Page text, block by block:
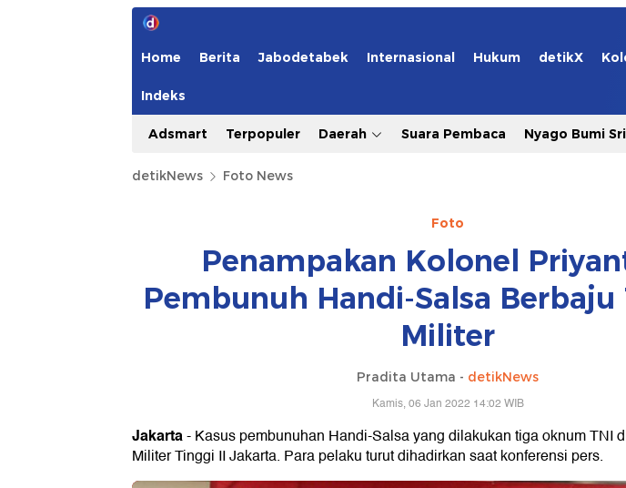
Home Berita Jabodetabek Internasional Hukum detikX
Indeks
Adsmart Terpopuler Daerah Suara Pembaca Nyago Bumi
detikNews Foto News
Foto
Penampakan Kolonel
Pembunuh Handi-Salsa Berbaju
Militer
Pradita Utama - detikNews
Kamis, 06 Jan 2022 14:02 WIB
Jakarta- Kasus pembunuhan Handi-Salsa yang dilakukan tiga oknum TNI
Militer Tinggi II Jakarta. Para pelaku turut dihadirkan saat konferensi pers.